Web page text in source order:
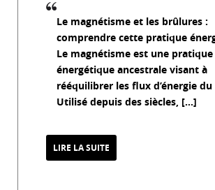
Le magnétisme et les brûlures :
comprendre cette pratique
Le magnétisme est une pratique
énergétique ancestrale visant à
rééquilibrer les flux d’énergie du
Utilisé depuis des siècles, […]
LIRE LA SUITE